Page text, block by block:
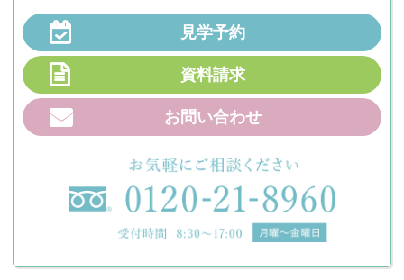
見学予約
資料請求
お問い合わせ